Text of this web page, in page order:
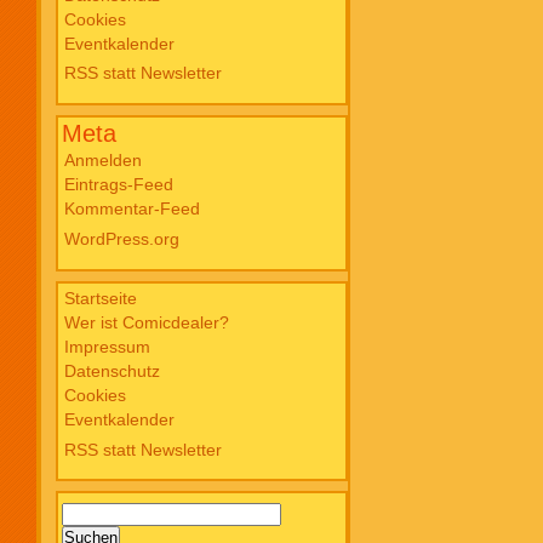
Blade PB #3 Of Blackened Blood €
18,00
Cookies
Eventkalender
RSS statt Newsletter
Meta
Anmelden
Eintrags-Feed
Kommentar-Feed
WordPress.org
Startseite
Wer ist Comicdealer?
Impressum
Datenschutz
Cookies
Eventkalender
RSS statt Newsletter
nach: